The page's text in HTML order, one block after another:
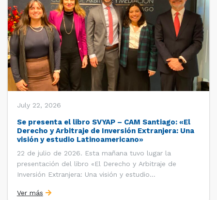
July 22, 2026
Se presenta el libro SVYAP – CAM Santiago: «El
Derecho y Arbitraje de Inversión Extranjera: Una
visión y estudio Latinoamericano»
22 de julio de 2026. Esta mañana tuvo lugar la
presentación del libro «El Derecho y Arbitraje de
Inversión Extranjera: Una visión y estudio
«Santiago Very Young Arbitration Practitioners»
Ver más